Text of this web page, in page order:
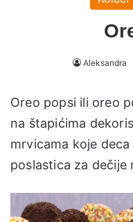
Aleksandra
Oreo popsi ili oreo
na štapićima
mrvicama koje
poslastica za dečije